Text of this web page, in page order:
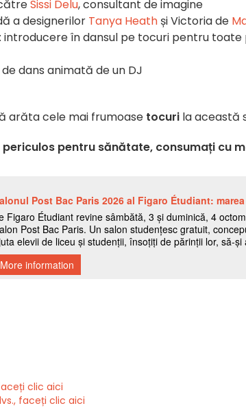
Sissi Delu, consultant de imagine
a designerilor Tanya Heath și Victoria de
introducere în dansul pe tocuri pentru
dans animată de un DJ
arăta cele mai frumoase tocuri la această
pentru sănătate, consumați cu
clic aici
faceți clic aici